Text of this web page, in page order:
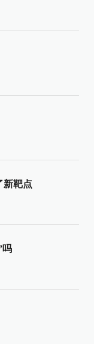
新靶点
吗